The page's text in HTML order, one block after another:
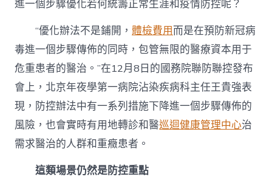
步”〉
進一個步驟優化若何統籌正常生涯和疫情防控呢？
“優化辦法不是鋪開，體檢費用而是在預防新冠病
毒進一個步驟傳佈的同時，包管無限的醫療資本用于
危重患者的醫治。”在12月8日的國務院聯防聯控發布
會上，北京年夜學第一病院沾染疾病科主任王貴強表
現，防控辦法中有一系列措施下降進一個步驟傳佈的
風險，也會實時有用地轉診和醫巡迴健康管理中心治
需求醫治的人群和重癥患者。
這類場景仍然是防控重點